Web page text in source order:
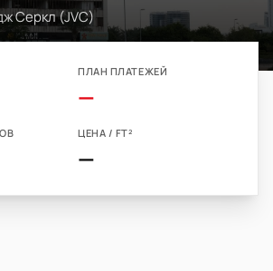
Серкл (JVC)
ПЛАН ПЛАТЕЖЕЙ
—
ЦЕНА / FT²
—